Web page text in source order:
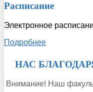
Расписание
Электронное
Подробнее
НАС
Внимание! Наш